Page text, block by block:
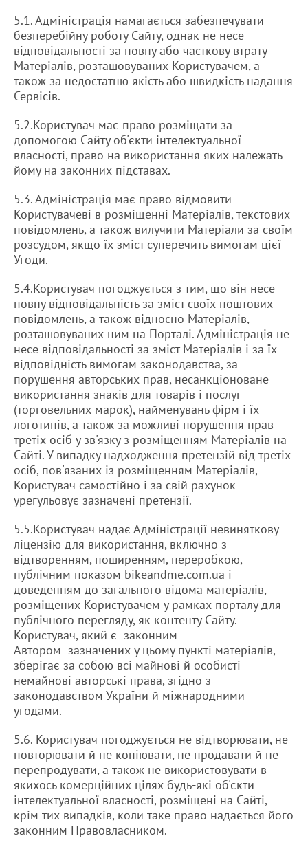
5.1. Адміністрація намагається забезпечувати
безперебійну роботу Сайту, однак не несе
відповідальності за повну або часткову втрату
Матеріалів, розташовуваних Користувачем, а
також за недостатню якість або швидкість надання
Сервісів.
5.2.Користувач має право розміщати за
допомогою Сайту об'єкти інтелектуальної
власності, право на використання яких належать
йому на законних підставах.
5.3. Адміністрація має право відмовити
Користувачеві в розміщенні Матеріалів, текстових
повідомлень, а також вилучити Матеріали за своїм
розсудом, якщо їх зміст суперечить вимогам цієї
Угоди.
5.4.Користувач погоджується з тим, що він несе
повну відповідальність за зміст своїх поштових
повідомлень, а також відносно Матеріалів,
розташовуваних ним на Порталі. Адміністрація не
несе відповідальності за зміст Матеріалів і за їх
відповідність вимогам законодавства, за
порушення авторських прав, несанкціоноване
використання знаків для товарів і послуг
(торговельних марок), найменувань фірм і їх
логотипів, а також за можливі порушення прав
третіх осіб у зв'язку з розміщенням Матеріалів на
Сайті. У випадку надходження претензій від третіх
осіб, пов'язаних із розміщенням Матеріалів,
Користувач самостійно і за свій рахунок
урегульовує зазначені претензії.
5.5.Користувач надає Адміністрації невиняткову
ліцензію для використання, включно з
відтворенням, поширенням, переробкою,
публічним показом bikeandme.com.ua і
доведенням до загального відома матеріалів,
розміщених Користувачем у рамках порталу для
публічного перегляду, як контенту Сайту.
Користувач, який є законним
Автором зазначених у цьому пункті матеріалів,
зберігає за собою всі майнові й особисті
немайнові авторські права, згідно з
законодавством України й міжнародними
угодами.
5.6. Користувач погоджується не відтворювати, не
повторювати й не копіювати, не продавати й не
перепродувати, а також не використовувати в
якихось комерційних цілях будь-які об'єкти
інтелектуальної власності, розміщені на Сайті,
крім тих випадків, коли таке право надається його
законним Правовласником.